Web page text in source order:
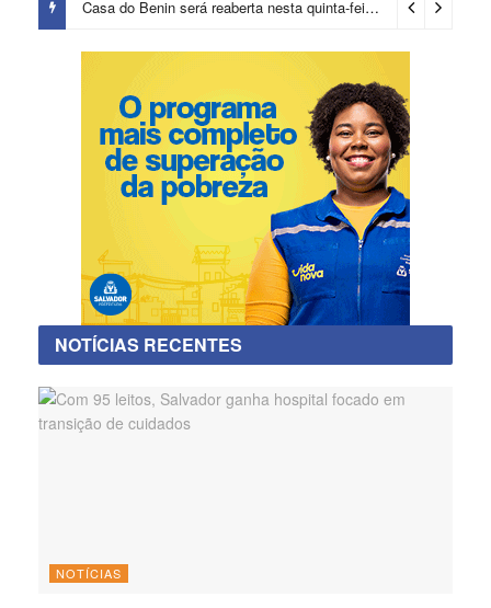
Casa do Benin será reaberta nesta quinta-feira (6) 2 dias ago
NOTÍCIAS RECENTES
NOTÍCIAS